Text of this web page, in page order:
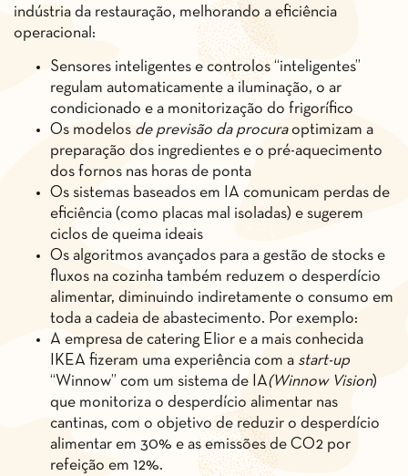
indústria da restauração, melhorando a eficiência
operacional:
Sensores inteligentes e controlos “inteligentes”
regulam automaticamente a iluminação, o ar
condicionado e a monitorização do frigorífico
Os modelos de previsão da procuraoptimizam a
preparação dos ingredientes e o pré-aquecimento
dos fornos nas horas de ponta
Os sistemas baseados em IA comunicam perdas de
eficiência (como placas mal isoladas) e sugerem
ciclos de queima ideais
Os algoritmos avançados para a gestão de stocks e
fluxos na cozinha também reduzem o desperdício
alimentar, diminuindo indiretamente o consumo em
toda a cadeia de abastecimento. Por exemplo:
A empresa de catering Elior e a mais conhecida
IKEA fizeram uma experiência com a start-up
“Winnow” com um sistema de IA(Winnow Vision)
que monitoriza o desperdício alimentar nas
cantinas, com o objetivo de reduzir o desperdício
alimentar em 30% e as emissões de CO2 por
refeição em 12%.